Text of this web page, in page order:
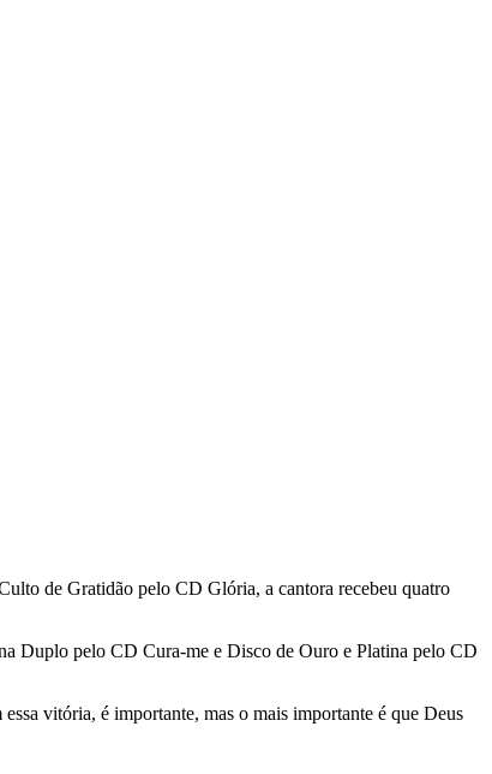
de Gratidão pelo CD Glória, a cantora recebeu quatro
Duplo pelo CD Cura-me e Disco de Ouro e Platina pelo CD
vitória, é importante, mas o mais importante é que Deus